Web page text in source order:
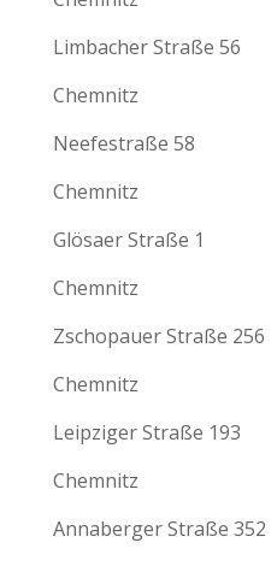
Limbacher Straße 56
Chemnitz
Neefestraße 58
Chemnitz
Glösaer Straße 1
Chemnitz
Zschopauer Straße 256
Chemnitz
Leipziger Straße 193
Chemnitz
Annaberger Straße 352